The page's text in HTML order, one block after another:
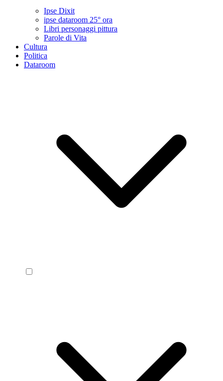
Ipse Dixit
ipse dataroom 25° ora
Libri personaggi pittura
Parole di Vita
Cultura
Politica
Dataroom